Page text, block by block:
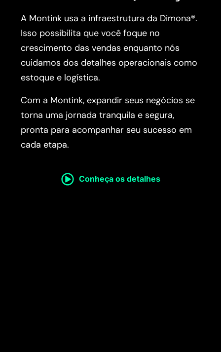
A Montink usa a infraestrutura da Dimona®.
Isso possibilita que você foque no
crescimento das vendas enquanto nós
cuidamos dos detalhes operacionais como
estoque e logística.
Com a Montink, expandir seus negócios se
torna uma jornada tranquila e segura,
pronta para acompanhar seu sucesso em
cada etapa.
Conheça os detalhes